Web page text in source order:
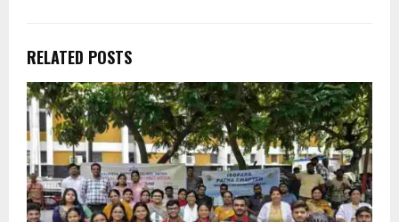
RELATED POSTS